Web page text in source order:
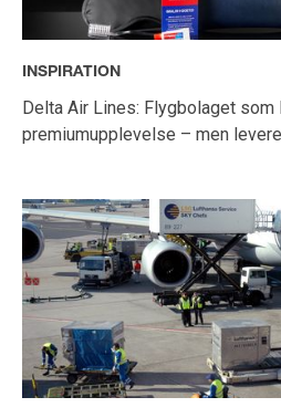
INSPIRATION
Delta Air Lines: Flygbolaget som
premiumupplevelse – men